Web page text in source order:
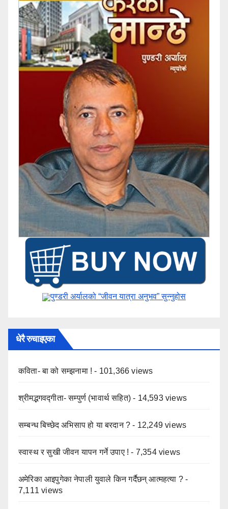
पुण्डरी अर्यालको “जीवन यात्रा अनुभव” ​सुन्नुहोस
धेरै रुचाइएका
कविता- बा को सम्झनामा ! - 101,366 views
श्रीमद्भगवद्गीता- सम्पुर्ण (भावार्थ सहित) - 14,593 views
सम्बन्ध बिच्छेद अभिसाप हो या बरदान ? - 12,249 views
स्वास्थ र सुखी जीवन यापन गर्ने उपाए ! - 7,354 views
अमेरिका आइपुगेका नेपाली युवाले किन गर्दैछन् आत्महत्या ? -
7,111 views